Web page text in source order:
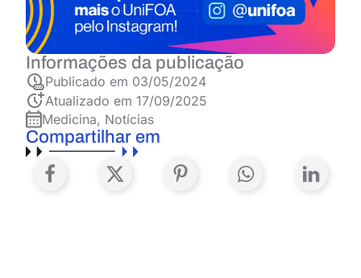
Informações da publicação
Publicado em 03/05/2024
Atualizado em 17/09/2025
Medicina, Notícias
Compartilhar em